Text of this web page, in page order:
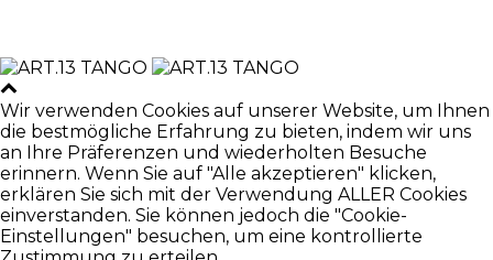
Wir verwenden Cookies auf unserer Website, um Ihnen
die bestmögliche Erfahrung zu bieten, indem wir uns
an Ihre Präferenzen und wiederholten Besuche
erinnern. Wenn Sie auf "Alle akzeptieren" klicken,
erklären Sie sich mit der Verwendung ALLER Cookies
einverstanden. Sie können jedoch die "Cookie-
Einstellungen" besuchen, um eine kontrollierte